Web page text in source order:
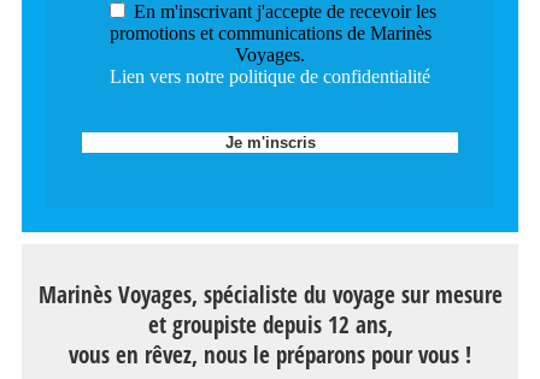
En m'inscrivant j'accepte de recevoir les
promotions et communications de Marinès
Voyages.
Lien vers notre politique de confidentialité
Marinès Voyages, spécialiste du voyage sur mesure
et groupiste depuis 12 ans,
vous en rêvez, nous le préparons pour vous !